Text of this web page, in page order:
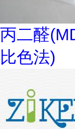
丙二醛
比色法)